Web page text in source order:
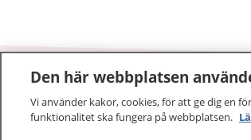
1177 –tryggt om din
Den här webbplatsen
Vi använder kakor, cookies, för att ge dig en
funktionalitet ska fungera på webbplatsen.